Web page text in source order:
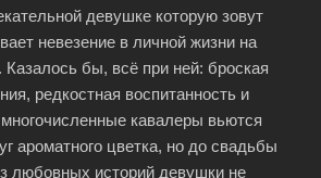
девушке которую зовут
невезение в личной жизни на
Казалось бы, всё при ней: броская
редкостная воспитанность и
кавалеры вьются
ароматного цветка, но до свадьбы
любовных историй девушки не